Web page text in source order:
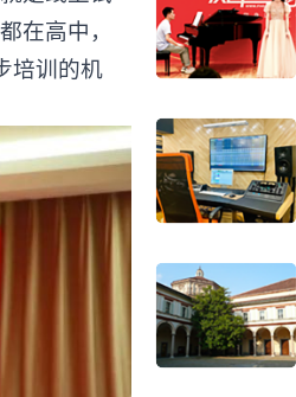
在高中，
培训的机